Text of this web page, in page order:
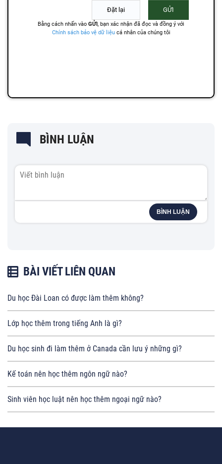
BÌNH LUẬN
BÌNH LUẬN
BÀI VIẾT LIÊN QUAN
Du học Đài Loan có được làm thêm không?
Lớp học thêm trong tiếng Anh là gì?
Du học sinh đi làm thêm ở Canada cần lưu ý những gì?
Kế toán nên học thêm ngôn ngữ nào?
Sinh viên học luật nên học thêm ngoại ngữ nào?